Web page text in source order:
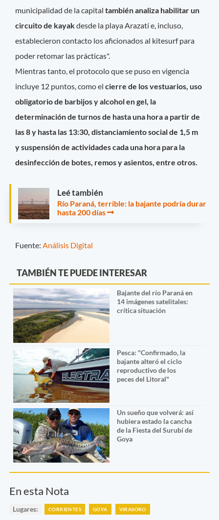
municipalidad de la capitaltambién analiza habilitar un
circuito de kayakdesde la playa Arazatí e, incluso,
establecieron contacto los aficionados al kitesurf para
poder retomar las prácticas".
Mientras tanto, el protocolo que se puso en vigencia
incluye 12 puntos, como elcierre de los vestuarios, uso
obligatorio de barbijos y alcohol en gel, la
determinación de turnos de hasta una hora a partir de
las 8 y hasta las 13:30, distanciamiento social de 1,5 m
y suspensión de actividades cada una hora para la
desinfección de botes, remos y asientos, entre otros.
Leé también
Río Paraná, terrible: la bajante podría durar
hasta 200 días
Fuente:Análisis Digital
TAMBIÉN TE PUEDE INTERESAR
Bajante del río Paraná en
14 imágenes satelitales:
crítica situación
Pesca: "Confirmado, la
bajante alteró el ciclo
reproductivo de los
peces del Litoral"
Un sueño que volverá: así
hubiera estado la cancha
de la Fiesta del Surubí de
Goya
En esta Nota
Lugares: CORRIENTES GOYA VIRASORO